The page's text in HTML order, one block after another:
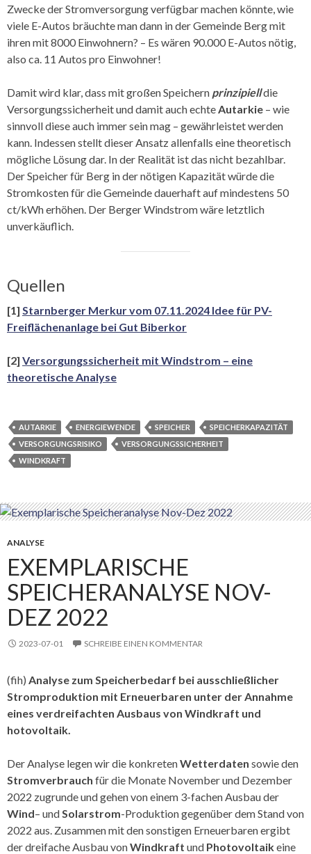
Zwecke der Stromversorgung verfügbar machen könnte, wie
viele E-Autos bräuchte man dann in der Gemeinde Berg mit
ihren mit 8000 Einwohnern? – Es wären 90.000 E-Autos nötig,
also ca. 11 Autos pro Einwohner!
Damit wird klar, dass mit großen Speichern prinzipielldie
Versorgungssicherheit und damit auch echteAutarkie – wie
sinnvoll diese auch immer sein mag – gewährleistet werden
kann. Indessen stellt dieser Ansatz allenfalls eine theoretisch
mögliche Lösung dar. In der Realität ist das nicht bezahlbar.
Der Speicher für Berg in der nötigen Kapazität würde die
Stromkosten für die Gemeinde dauerhaft auf mindestens 50
ct/kWh erhöhen. Der Berger Windstrom wäre letztlich
unverkäuflich.
Quellen
[1] Starnberger Merkur vom 07.11.2024 Idee für PV-
Freiflächenanlage bei Gut Biberkor
[2] Versorgungssicherheit mit Windstrom – eine
theoretische Analyse
AUTARKIE ENERGIEWENDE SPEICHER
SPEICHERKAPAZITÄT
VERSORGUNGSRISIKO
VERSORGUNGSSICHERHEIT
WINDKRAFT
ANALYSE
EXEMPLARISCHE
SPEICHERANALYSE NOV-
DEZ 2022
2023-07-01 SCHREIBE EINEN KOMMENTAR
(fih) Analyse zum Speicherbedarf bei ausschließlicher
Stromproduktion mit Erneuerbaren unter der Annahme
eines verdreifachten Ausbaus von Windkraft und
hotovoltaik.
Der Analyse legen wir die konkretenWetterdaten sowie den
Stromverbrauch für die Monate November und Dezember
2022 zugrunde und gehen von einem 3-fachen Ausbau der
Wind– undSolarstrom-Produktion gegenüber dem Stand von
2022 aus. Zusammen mit den sonstigen Erneuerbaren ergibt
der dreifache Ausbau vonWindkraft und Photovoltaikeine